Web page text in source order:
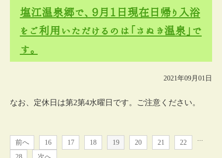
塩江温泉郷で、9月1日現在日帰り入浴
をご利用いただけるのは「さぬき温泉」で
す。
2021年09月01日
なお、定休日は第2第4水曜日です。ご注意ください。
前へ 16 17 18 19 20 21 22
...